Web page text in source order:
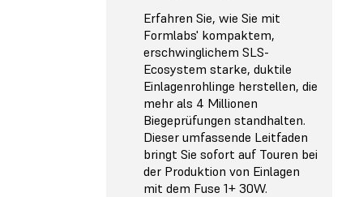
Erfahren Sie, wie Sie mit
Formlabs' kompaktem,
erschwinglichem SLS-
Ecosystem starke, duktile
Einlagenrohlinge herstellen, die
mehr als 4 Millionen
Biegeprüfungen standhalten.
Dieser umfassende Leitfaden
bringt Sie sofort auf Touren bei
der Produktion von Einlagen
mit dem Fuse 1+ 30W.